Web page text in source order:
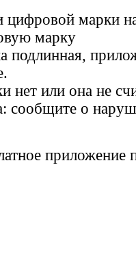
цифровой марки
марку
подлинная,
нет или она не
сообщите о
приложение